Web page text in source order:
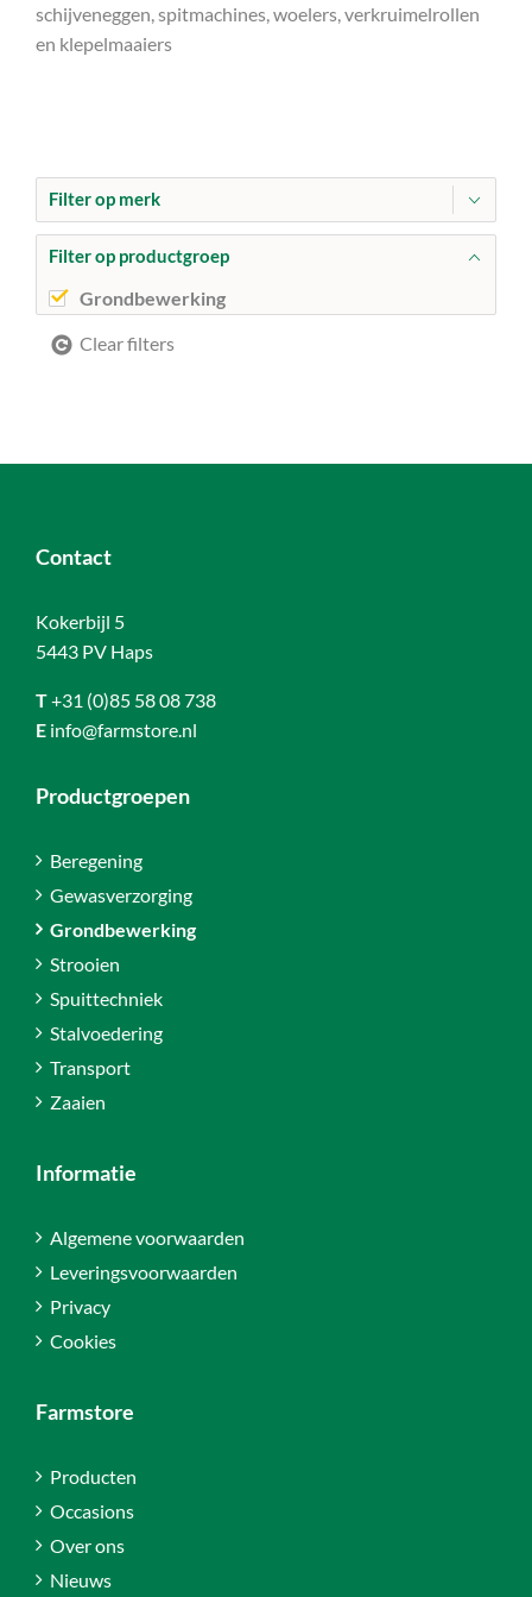
schijveneggen, spitmachines, woelers, verkruimelrollen
en klepelmaaiers
Filter op merk
Filter op productgroep
Grondbewerking
Clear filters
Contact
Kokerbijl 5
5443 PV Haps
T+31 (0)85 58 08 738
E info@farmstore.nl
Productgroepen
Beregening
Gewasverzorging
Grondbewerking
Strooien
Spuittechniek
Stalvoedering
Transport
Zaaien
Informatie
Algemene voorwaarden
Leveringsvoorwaarden
Privacy
Cookies
Farmstore
Producten
Occasions
Over ons
Nieuws